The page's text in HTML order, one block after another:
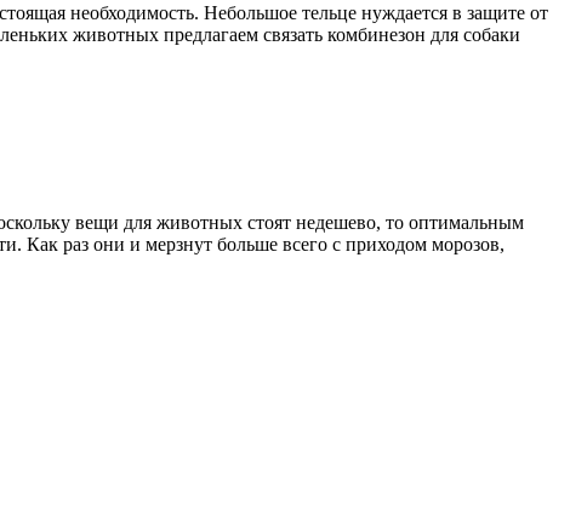
необходимость. Небольшое тельце нуждается в защите от
животных предлагаем связать комбинезон для собаки
вещи для животных стоят недешево, то оптимальным
Как раз они и мерзнут больше всего с приходом морозов,